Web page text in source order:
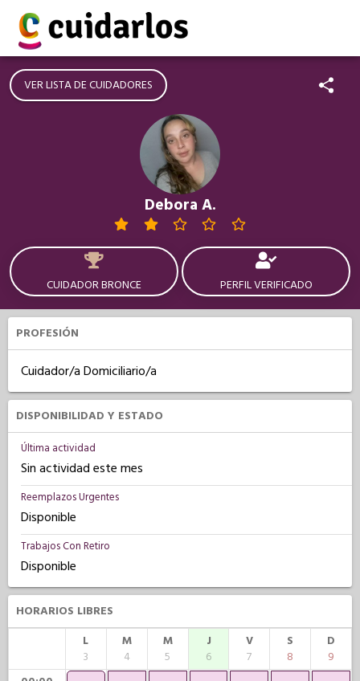
VER LISTA DE CUIDADORES
Debora A.
CUIDADOR BRONCE PERFIL VERIFICADO
PROFESIÓN
Cuidador/a Domiciliario/a
DISPONIBILIDAD Y ESTADO
Última actividad
Sin actividad este mes
Reemplazos Urgentes
Disponible
Trabajos Con Retiro
Disponible
HORARIOS LIBRES
L
3
M
4
M
5
J
6
V
7
S
8
D
9